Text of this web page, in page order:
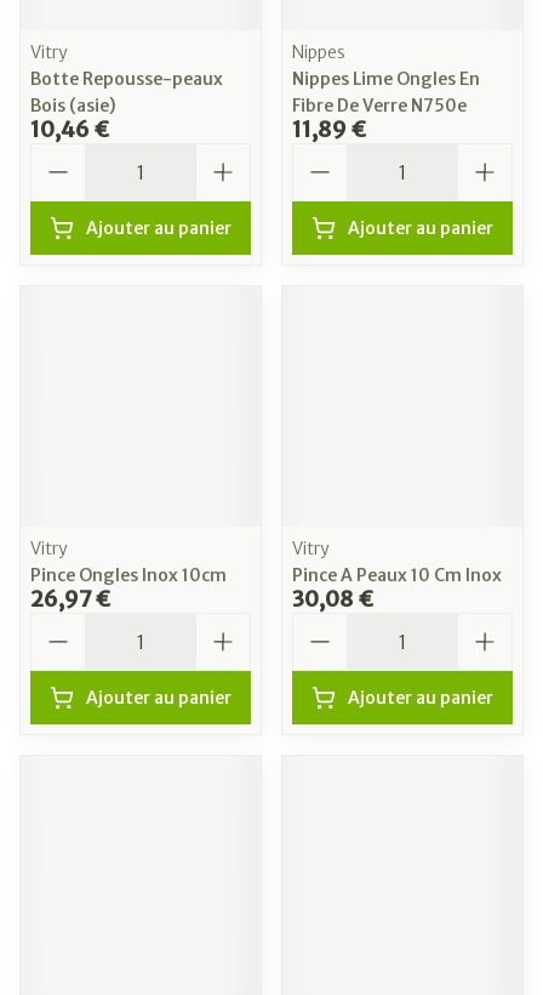
Vitry
Botte Repousse-peaux
Bois (asie)
10,46 €
Ajouter au panier
Nippes
Nippes Lime Ongles En
Fibre De Verre N750e
11,89 €
Ajouter au panier
Vitry
Pince Ongles Inox 10cm
26,97 €
Ajouter au panier
Vitry
Pince A Peaux 10 Cm Inox
30,08 €
Ajouter au panier